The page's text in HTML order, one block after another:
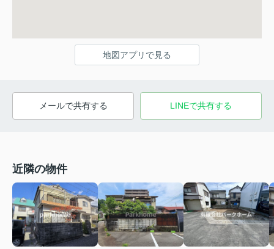
地図アプリで見る
メールで共有する LINEで共有する
近隣の物件